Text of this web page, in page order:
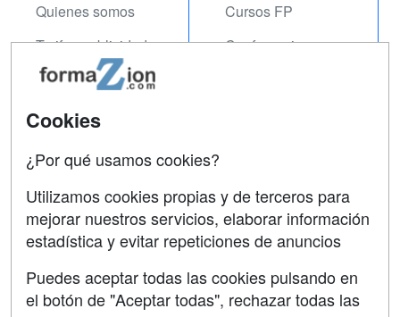
Quienes somos
Tarifas publicidad
Acceso Usuarios
Acceso Centros
Cursos FP
Conferencias
Contactar
Confidencialidad
Aviso legal
Copyleft
Cookies
¿Por qué usamos cookies?
Utilizamos cookies propias y de terceros para
mejorar nuestros servicios, elaborar información
estadística y evitar repeticiones de anuncios
Puedes aceptar todas las cookies pulsando en
el botón de "Aceptar todas", rechazar todas las